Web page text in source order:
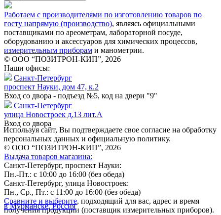
Работаем с производителями по изготовлению товаров по
госту напрямую (производство), являясь официальными
поставщиками по ареометрам, лабораторной посуде,
оборудованию и аксессуаров для химических процессов,
измерительным приборам и манометрии.
© ООО “ПОЗИТРОН-КИП”, 2026
Наши офисы:
Санкт-Петербург
проспект Науки, дом 47, к.2
Вход со двора - подъезд №5, код на двери "9"
Санкт-Петербург
улица Новостроек д.13 лит.А
Вход со двора
Используя сайт, Вы подтверждаете свое согласие на обработку
персональных данных и официальную политику.
© ООО “ПОЗИТРОН-КИП”, 2026
Выдача товаров магазина:
Санкт-Петербург, проспект Науки:
Пн.-Пт.: с 10:00 до 16:00 (без обеда)
Санкт-Петербург, улица Новостроек:
Пн., Ср., Пт.: с 11:00 до 16:00 (без обеда)
Сравните и выберите, подходящий для вас, адрес и время
получения продукции (поставщик измерительных приборов).
в Мурманске, Россия